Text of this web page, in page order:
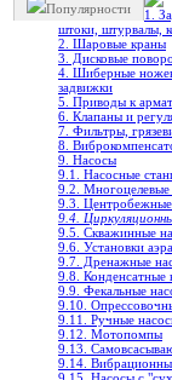
Популярности
1.
штоки, штурвалы,
2. Шаровые краны
3. Дисковые
4. Шиберные
задвижки
5. Приводы к
6. Клапаны и
7. Фильтры,
8.
9. Насосы
9.1. Насосные
9.2. Многоцелевые
9.3.
9.4.
9.5. Скважинные
9.6. Установки
9.7. Дренажные
9.8. Конденсатные
9.9. Фекальные
9.10.
9.11. Ручные
9.12. Мотопомпы
9.13.
9.14.